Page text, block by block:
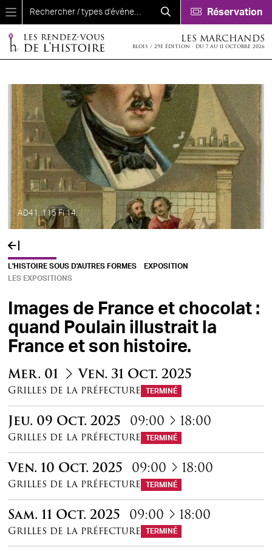
Aller au contenu principal
Réservation
LES MARCHANDS
BLOIS / 29E ÉDITION - DU 7 AU 11 OCTOBRE 2026
AD41, 115 Fi 14.
L'HISTOIRE SOUS D'AUTRES FORMES
EXPOSITION
LES EXPOSITIONS
Images de France et chocolat :
quand Poulain illustrait la
France et son histoire.
du
Mer. 01 au
Ven. 31 Oct. 2025
Grilles de la préfecture TERMINÉ
Jeu. 09 Oct. 2025 09:00 à18:00
Grilles de la préfecture TERMINÉ
Ven. 10 Oct. 2025 09:00 à18:00
Grilles de la préfecture TERMINÉ
Sam. 11 Oct. 2025 09:00 à18:00
Grilles de la préfecture TERMINÉ